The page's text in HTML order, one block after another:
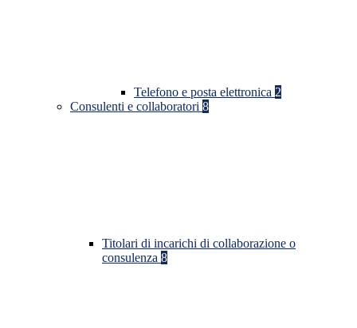
Telefono e posta elettronica 2
Consulenti e collaboratori 8
Titolari di incarichi di collaborazione o
consulenza 8